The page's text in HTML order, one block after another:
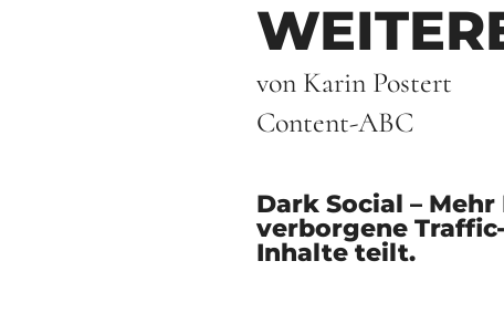
von Karin Postert
Content-ABC
Dark Social –
verborgene
Inhalte teilt.